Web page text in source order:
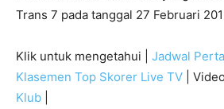
Trans 7 pada tanggal 27 Februari
Klik untuk mengetahui | Jadwal
Klasemen Top Skorer Live TV |
Klub